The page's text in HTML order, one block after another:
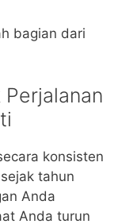
bagian dari
konsisten
tahun
Anda
Anda turun